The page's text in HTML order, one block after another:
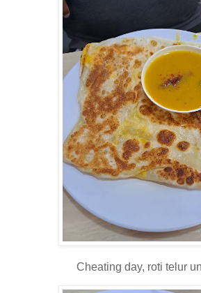
Cheating day, roti telur